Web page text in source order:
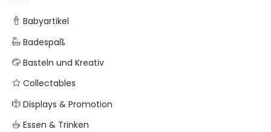
Babyartikel
Badespaß
Basteln und Kreativ
Collectables
Displays & Promotion
Essen & Trinken